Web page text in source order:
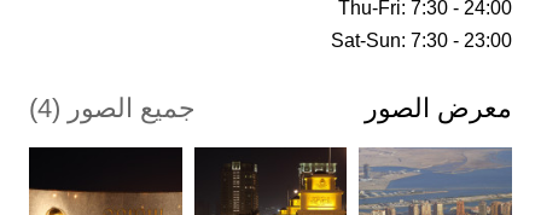
Sat-Sun: 7:30 - 23:00
معرض الصور جميع الصور (4)